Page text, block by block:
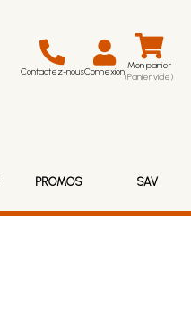
Contactez-nousConnexion Mon panier
(Panier vide)
PROMOS SAV